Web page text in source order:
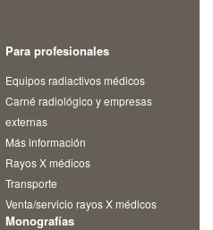
Para profesionales
Equipos radiactivos médicos
Carné radiológico y empresas
externas
Más información
Rayos X médicos
Transporte
Venta/servicio rayos X médicos
Monografías